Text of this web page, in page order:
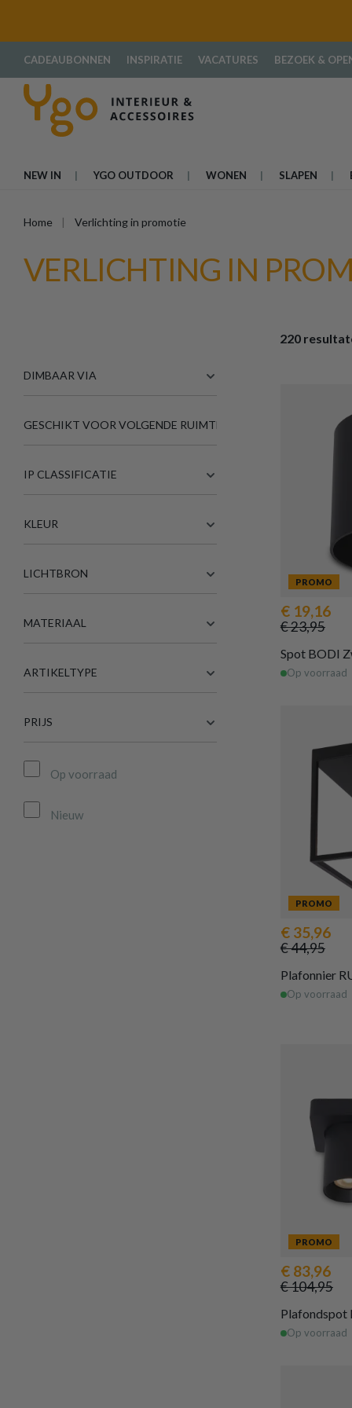
CADEAUBONNEN INSPIRATIE VACATURES BEZOEK &
NEW IN YGO OUTDOOR WONEN SLAPEN
Home Verlichting in promotie
VERLICHTING IN
DIMBAAR VIA
GESCHIKT VOOR VOLGENDE RUIMTES
IP CLASSIFICATIE
KLEUR
LICHTBRON
MATERIAAL
ARTIKELTYPE
PRIJS
Op voorraad
Nieuw
220
PROMO
€ 19,16
€ 23,95
Spot BODI
Op voorraad
PROMO
€ 35,96
€ 44,95
Plafonnier
Op voorraad
PROMO
€ 83,96
€ 104,95
Plafondspot
Op voorraad